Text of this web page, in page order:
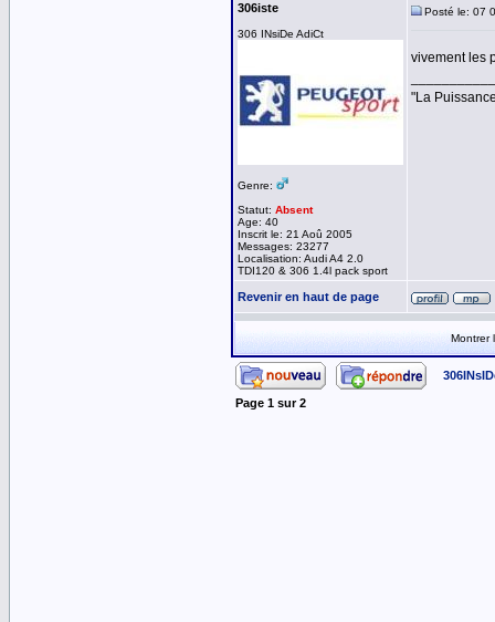
306iste
306 INsiDe AdiCt
Genre:
Statut: Absent
Age: 40
Inscrit le: 21 Aoû 2005
Messages: 23277
Localisation: Audi A4 2.0
TDI120 & 306 1.4l pack sport
Posté le: 07
vivement les
"La
Revenir en haut de page
Montrer
Page 1 sur2